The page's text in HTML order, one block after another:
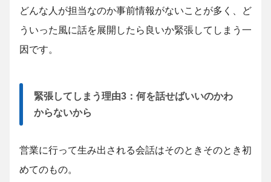
どんな人が担当なのか事前情報がないことが多く、ど
ういった風に話を展開したら良いか緊張してしまう一
因です。
緊張してしまう理由3：何を話せばいいのかわ
からないから
営業に行って生み出される会話はそのときそのとき初
めてのもの。